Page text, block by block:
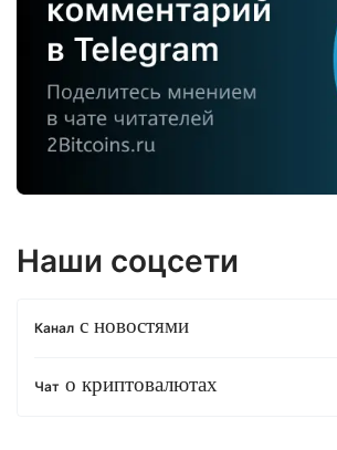
Наши соцсети
Канал с новостями
Чат о криптовалютах